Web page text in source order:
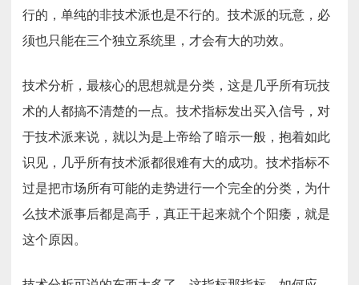
吻，
以
高
行的，单纯的非技术派也是不行的。技术派的玩意，必
须也只能在三个独立系统里，才会有大的功效。
技术分析，最核心的思想就是分类，这是几乎所有玩技
术的人都搞不清楚的一点。技术指标发出买入信号，对
于技术派来说，就以为是上帝给了暗示一般，抱着如此
识见，几乎所有技术派都很难有大的成功。技术指标不
过是把市场所有可能的走势进行一个完全的分类，为什
么技术派事后都是高手，真正干起来就个个阳痿，就是
这个原因。